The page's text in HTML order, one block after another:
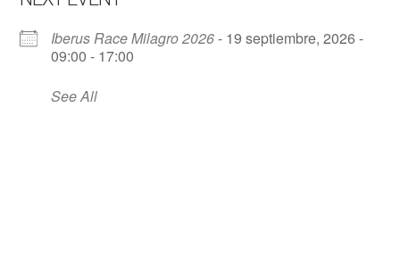
Iberus Race Milagro 2026- 19 septiembre, 2026 -
09:00 - 17:00
See All